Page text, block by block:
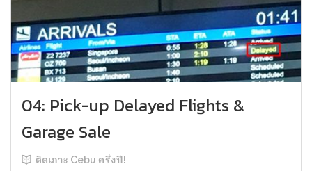
04: Pick-up Delayed Flights &
Garage Sale
ติดเกาะ Cebu ครึ่งปี!